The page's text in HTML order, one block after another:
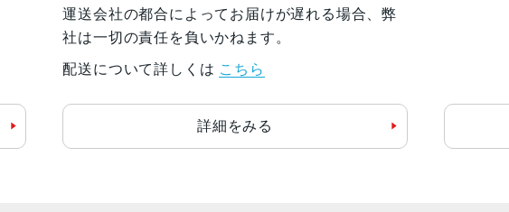
運送会社の都合によってお届けが遅れる場合、弊
社は一切の責任を負いかねます。
配送について詳しくは こちら
詳細をみる